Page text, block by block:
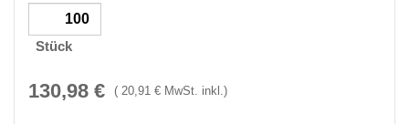
Stück
130,98 € ( 20,91 € MwSt. inkl.)